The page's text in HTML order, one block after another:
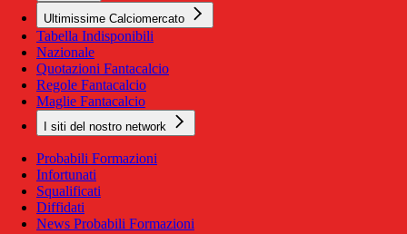
Ultimissime Calciomercato
Tabella Indisponibili
Nazionale
Quotazioni Fantacalcio
Regole Fantacalcio
Maglie Fantacalcio
I siti del nostro network
Probabili Formazioni
Infortunati
Squalificati
Diffidati
News Probabili Formazioni